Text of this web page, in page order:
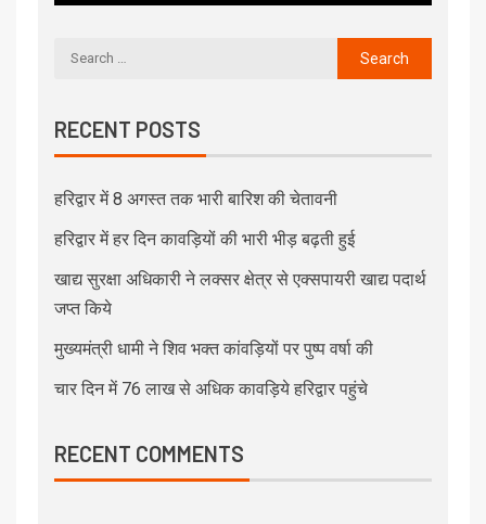
RECENT POSTS
हरिद्वार में 8 अगस्त तक भारी बारिश की चेतावनी
हरिद्वार में हर दिन कावड़ियों की भारी भीड़ बढ़ती हुई
खाद्य सुरक्षा अधिकारी ने लक्सर क्षेत्र से एक्सपायरी खाद्य पदार्थ
जप्त किये
मुख्यमंत्री धामी ने शिव भक्त कांवड़ियों पर पुष्प वर्षा की
चार दिन में 76 लाख से अधिक कावड़िये हरिद्वार पहुंचे
RECENT COMMENTS